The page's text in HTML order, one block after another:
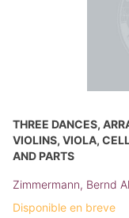
THREE DANCES,
VIOLINS, VIOLA,
AND PARTS
Zimmermann, Bernd
Disponible en breve